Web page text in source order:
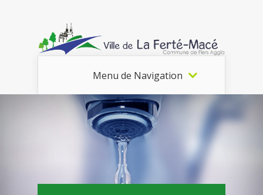
Menu de Navigation